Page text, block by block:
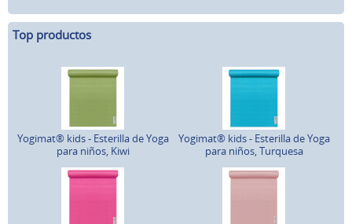
Top productos
Yogimat® kids - Esterilla de Yoga
para niños, Kiwi
Yogimat® kids - Esterilla de Yoga
para niños, Turquesa